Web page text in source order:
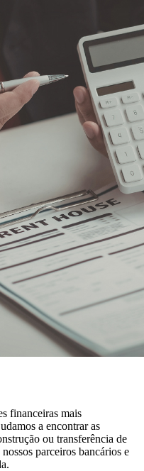
financeiras mais
a encontrar as
ou transferência de
parceiros bancários e